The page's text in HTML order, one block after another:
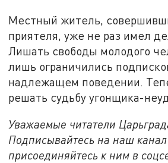
Местный житель,
приятеля, уже не раз имел
Лишать свободы молодого
лишь ограничились
надлежащем поведении.
решать судьбу угонщика-
Уважаемые читатели
Подписывайтесь на наш
присоединяйтесь к ним в